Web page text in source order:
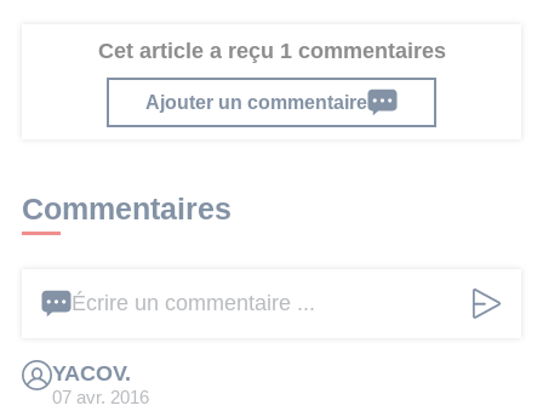
Cet article a reçu 1 commentaires
Ajouter un commentaire
Commentaires
Écrire un commentaire ...
YACOV.
07 avr. 2016